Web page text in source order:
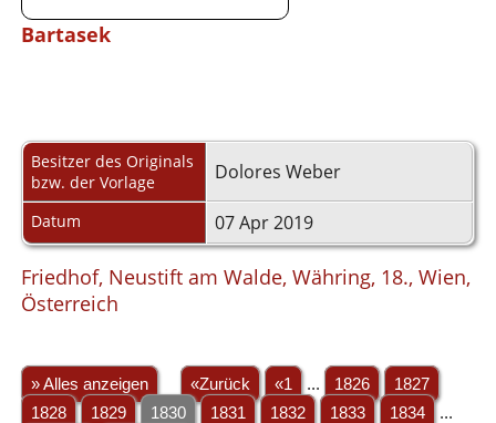
Bartasek
Besitzer des Originals
bzw. der Vorlage
Dolores Weber
Datum 07 Apr 2019
Friedhof, Neustift am Walde, Währing, 18., Wien,
Österreich
» Alles anzeigen «Zurück «1 ... 1826
1827
1828
1829 1830 1831 1832 1833 1834
...